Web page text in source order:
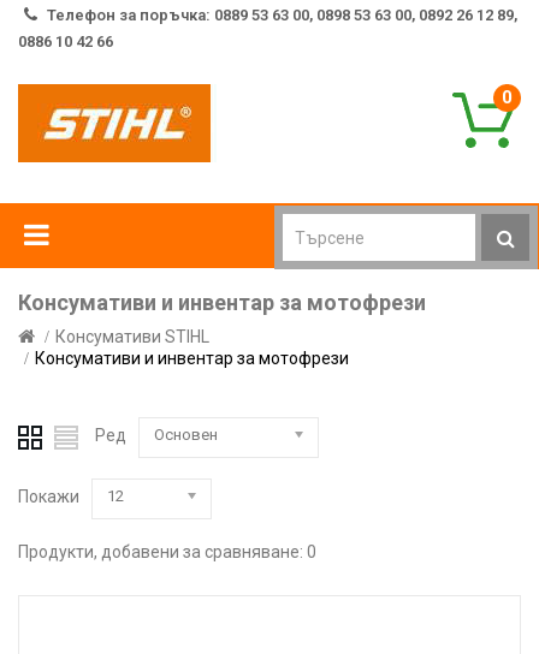
Телефон за поръчка: 0889 53 63 00, 0898 53 63 00, 0892 26 12 89,
0886 10 42 66
0
Консумативи и инвентар за мотофрези
Консумативи STIHL
Консумативи и инвентар за мотофрези
Ред Основен
Покажи 12
Продукти, добавени за сравняване: 0